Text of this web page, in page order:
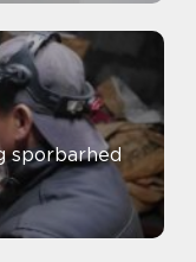
sporbarhed